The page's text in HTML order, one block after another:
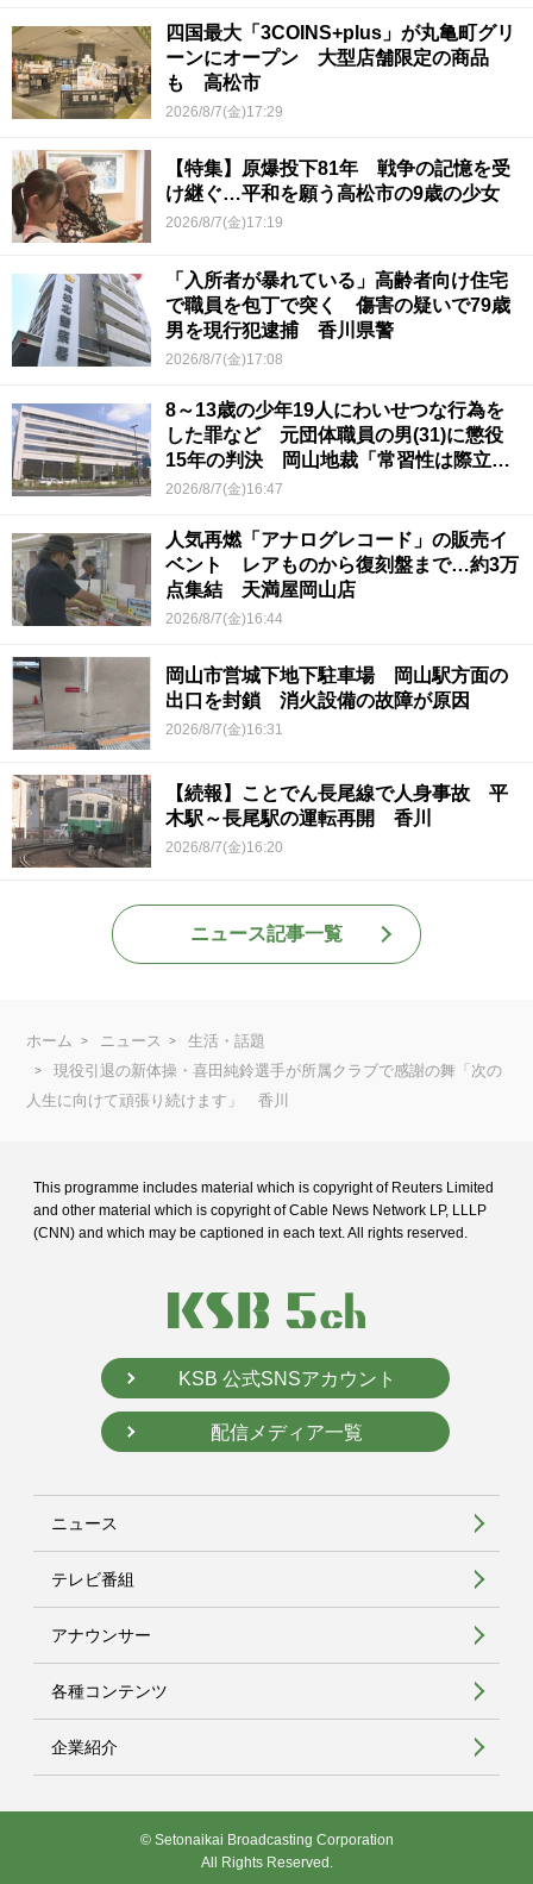
四国最大「3COINS+plus」が丸亀町グリ
ーンにオープン 大型店舗限定の商品
も 高松市
2026/8/7(金)17:29
【特集】原爆投下81年 戦争の記憶を受
け継ぐ…平和を願う高松市の9歳の少女
2026/8/7(金)17:19
「入所者が暴れている」高齢者向け住宅
で職員を包丁で突く 傷害の疑いで79歳
男を現行犯逮捕 香川県警
2026/8/7(金)17:08
8～13歳の少年19人にわいせつな行為を
した罪など 元団体職員の男(31)に懲役
15年の判決 岡山地裁「常習性は際立っ
ていて被害結果も非常に重い」
2026/8/7(金)16:47
人気再燃「アナログレコード」の販売イ
ベント レアものから復刻盤まで…約3万
点集結 天満屋岡山店
2026/8/7(金)16:44
岡山市営城下地下駐車場 岡山駅方面の
出口を封鎖 消火設備の故障が原因
2026/8/7(金)16:31
【続報】ことでん長尾線で人身事故 平
木駅～長尾駅の運転再開 香川
2026/8/7(金)16:20
ニュース記事一覧
ホーム ニュース
生活・話題
現役引退の新体操・喜田純鈴選手が所属クラブで感謝の舞「次の
人生に向けて頑張り続けます」 香川
This programme includes material which is copyright of Reuters Limited
and other material which is copyright of Cable News Network LP, LLLP
(CNN) and which may be captioned in each text. All rights reserved.
KSB 公式SNSアカウント
配信メディア一覧
ニュース
テレビ番組
アナウンサー
各種コンテンツ
企業紹介
© Setonaikai Broadcasting Corporation
All Rights Reserved.